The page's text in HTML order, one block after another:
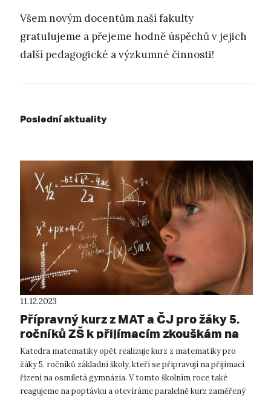
Všem novým docentům naší fakulty
gratulujeme a přejeme hodně úspěchů v jejich
další pedagogické a výzkumné činnosti!
Poslední aktuality
11.12.2023
Přípravný kurz z MAT a ČJ pro žáky 5.
ročníků ZŠ k přijímacím zkouškám na
osmiletá gymnázia 2024
Katedra matematiky opět realizuje kurz z matematiky pro
žáky 5. ročníků základní školy, kteří se připravují na přijímací
řízení na osmiletá gymnázia. V tomto školním roce také
reagujeme na poptávku a otevíráme paralelně kurz zaměřený